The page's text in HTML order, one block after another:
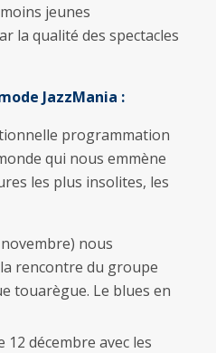
jeunes
la qualité des spectacles
JazzMania :
programmation
qui nous emmène
les plus insolites, les
nous
rencontre du groupe
touarègue. Le blues en
décembre avec les